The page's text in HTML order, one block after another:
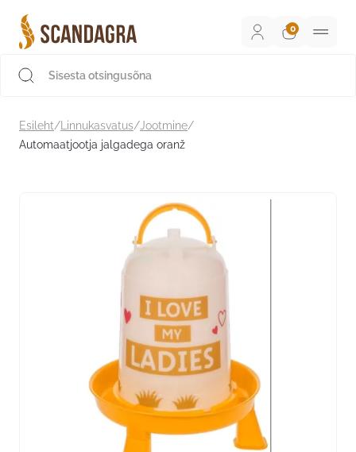
sisu
juurde
Esileht/ Linnukasvatus/ Jootmine/
Automaatjootja jalgadega oranž